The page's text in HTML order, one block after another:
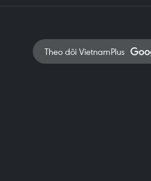
Theo dõi VietnamPlus